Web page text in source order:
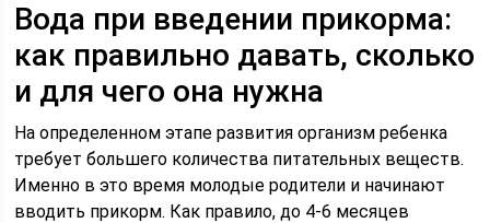
Вода при введении прикорма:
как правильно давать, сколько
и для чего она нужна
На определенном этапе развития организм ребенка
требует большего количества питательных веществ.
Именно в это время молодые родители и начинают
вводить прикорм. Как правило, до 4-6 месяцев